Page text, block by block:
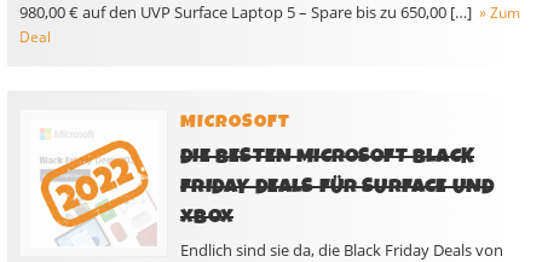
980,00 € auf den UVP Surface Laptop 5 – Spare bis zu 650,00 […] » Zum
Deal
MICROSOFT
DIE BESTEN MICROSOFT BLACK
FRIDAY DEALS FÜR SURFACE UND
XBOX
Endlich sind sie da, die Black Friday Deals von